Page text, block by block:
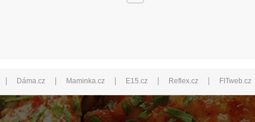
| Dáma.cz | Maminka.cz | E15.cz | Reflex.cz | FITweb.cz